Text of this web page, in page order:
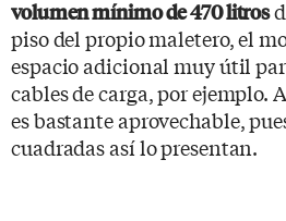
volumen mínimo de 470 litros
piso del propio maletero, el
espacio adicional muy útil
cables de carga, por ejemplo.
es bastante aprovechable,
cuadradas así lo presentan.